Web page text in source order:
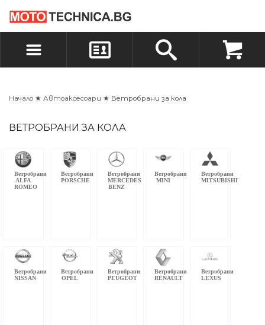
ВХОД
БЪРЗА ПОРЪЧКА ПОРЪЧКА
Начало ★ Автоаксесоари ★ Ветробрани за кола
ВЕТРОБРАНИ ЗА КОЛА
Ветробрани
ALFA
ROMEO
Ветробрани
PORSCHE
Ветробрани
MERCEDES
BENZ
Ветробрани
MINI
Ветробрани
MITSUBISHI
Ветробрани
NISSAN
Ветробрани
OPEL
Ветробрани
PEUGEOT
Ветробрани
RENAULT
Ветробрани
LEXUS